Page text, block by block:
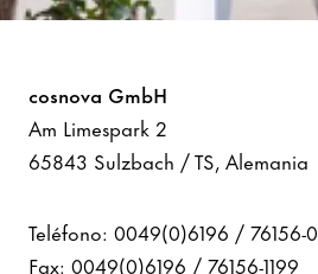
cosnova GmbH
Am Limespark 2
65843 Sulzbach / TS, Alemania
Teléfono: 0049(0)6196 / 76156-0
Fax: 0049(0)6196 / 76156-1199